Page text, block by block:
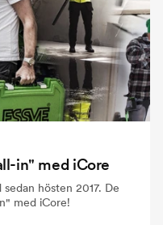
in" med iCore
hösten 2017. De
med iCore!